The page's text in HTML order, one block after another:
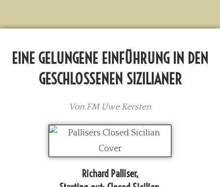
EINE GELUNGENE EINFÜHRUNG IN DEN
GESCHLOSSENEN SIZILIANER
Von FM Uwe Kersten
Richard Palliser,